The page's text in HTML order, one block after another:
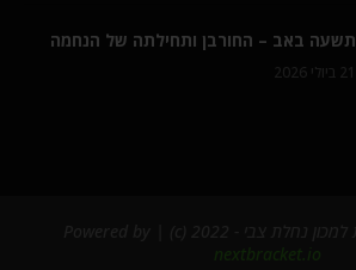
תשעה באב – החורבן ותחילתה של הנחמה
21 ביולי 2026
nextbracket.io